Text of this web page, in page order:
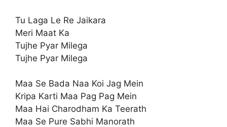
Tu Laga Le Re Jaikara
Meri Maat Ka
Tujhe Pyar Milega
Tujhe Pyar Milega
Maa Se Bada Naa Koi Jag Mein
Kripa Karti Maa Pag Pag Mein
Maa Hai Charodham Ka Teerath
Maa Se Pure Sabhi Manorath